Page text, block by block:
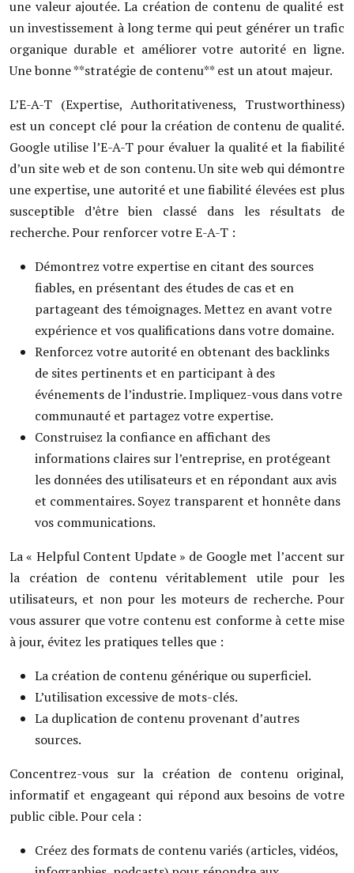
une valeur ajoutée. La création de contenu de qualité est
un investissement à long terme qui peut générer un trafic
organique durable et améliorer votre autorité en ligne.
Une bonne **stratégie de contenu** est un atout majeur.
L’E-A-T (Expertise, Authoritativeness, Trustworthiness)
est un concept clé pour la création de contenu de qualité.
Google utilise l’E-A-T pour évaluer la qualité et la fiabilité
d’un site web et de son contenu. Un site web qui démontre
une expertise, une autorité et une fiabilité élevées est plus
susceptible d’être bien classé dans les résultats de
recherche. Pour renforcer votre E-A-T :
Démontrez votre expertise en citant des sources
fiables, en présentant des études de cas et en
partageant des témoignages. Mettez en avant votre
expérience et vos qualifications dans votre domaine.
Renforcez votre autorité en obtenant des backlinks
de sites pertinents et en participant à des
événements de l’industrie. Impliquez-vous dans votre
communauté et partagez votre expertise.
Construisez la confiance en affichant des
informations claires sur l’entreprise, en protégeant
les données des utilisateurs et en répondant aux avis
et commentaires. Soyez transparent et honnête dans
vos communications.
La « Helpful Content Update » de Google met l’accent sur
la création de contenu véritablement utile pour les
utilisateurs, et non pour les moteurs de recherche. Pour
vous assurer que votre contenu est conforme à cette mise
à jour, évitez les pratiques telles que :
La création de contenu générique ou superficiel.
L’utilisation excessive de mots-clés.
La duplication de contenu provenant d’autres
sources.
Concentrez-vous sur la création de contenu original,
informatif et engageant qui répond aux besoins de votre
public cible. Pour cela :
Créez des formats de contenu variés (articles, vidéos,